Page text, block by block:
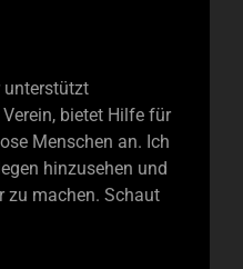
unterstützt
Verein, bietet Hilfe für
Menschen an. Ich
hinzusehen und
zu machen. Schaut